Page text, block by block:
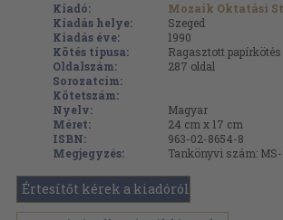
Kiadó:
Mozaik Oktatási
Kiadás helye:
Szeged
Kiadás éve:
1990
Kötés típusa:
Ragasztott papírkötés
Oldalszám:
287 oldal
Sorozatcím:
Kötetszám:
Nyelv:
Magyar
Méret:
24 cm x 17 cm
ISBN:
963-02-8654-8
Megjegyzés:
Tankönyvi szám: MS-
Értesítőt kérek a kiadóról